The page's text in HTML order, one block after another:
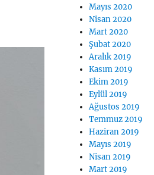
Mayıs 2020
Nisan 2020
Mart 2020
Şubat 2020
Aralık 2019
Kasım 2019
Ekim 2019
Eylül 2019
Ağustos 2019
Temmuz 2019
Haziran 2019
Mayıs 2019
Nisan 2019
Mart 2019